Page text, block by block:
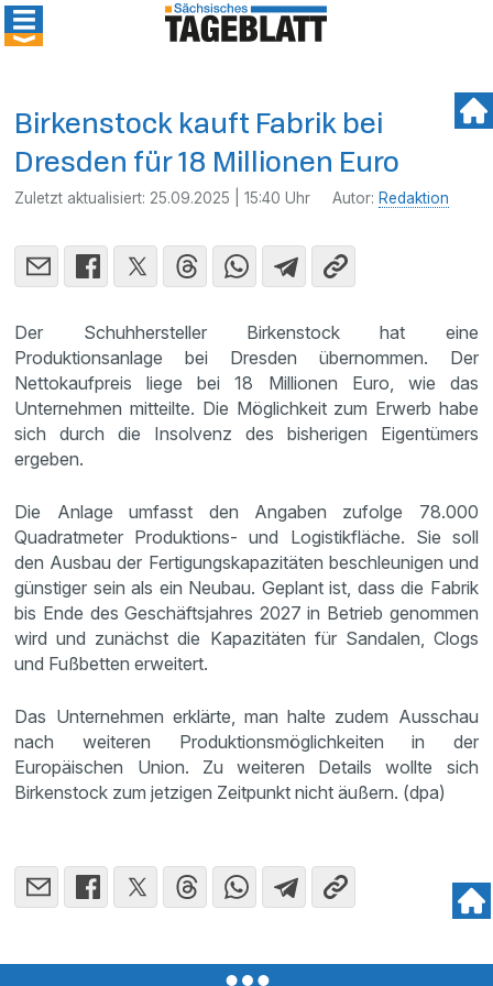
Birkenstock kauft Fabrik bei
Dresden für 18 Millionen Euro
Zuletzt aktualisiert: 25.09.2025 | 15:40 Uhr Autor: Redaktion
Der Schuhhersteller Birkenstock hat eine
Produktionsanlage bei Dresden übernommen. Der
Nettokaufpreis liege bei 18 Millionen Euro, wie das
Unternehmen mitteilte. Die Möglichkeit zum Erwerb habe
sich durch die Insolvenz des bisherigen Eigentümers
ergeben.
Die Anlage umfasst den Angaben zufolge 78.000
Quadratmeter Produktions- und Logistikfläche. Sie soll
den Ausbau der Fertigungskapazitäten beschleunigen und
günstiger sein als ein Neubau. Geplant ist, dass die Fabrik
bis Ende des Geschäftsjahres 2027 in Betrieb genommen
wird und zunächst die Kapazitäten für Sandalen, Clogs
und Fußbetten erweitert.
Das Unternehmen erklärte, man halte zudem Ausschau
nach weiteren Produktionsmöglichkeiten in der
Europäischen Union. Zu weiteren Details wollte sich
Birkenstock zum jetzigen Zeitpunkt nicht äußern. (dpa)